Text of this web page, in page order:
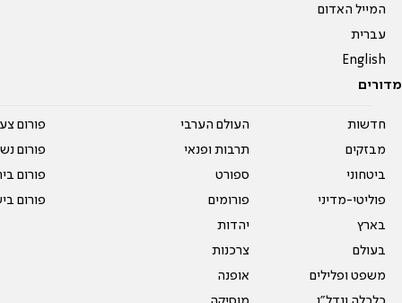
המייל האדום
עברית
English
מדורים
חדשות
מבזקים
ביטחוני
פוליטי-מדיני
בארץ
בעולם
משפט ופלילים
העולם הערבי
תרבות ופנאי
ספורט
פורומים
יהדות
צרכנות
אופנה
פורום
פורום
פורום
פורום